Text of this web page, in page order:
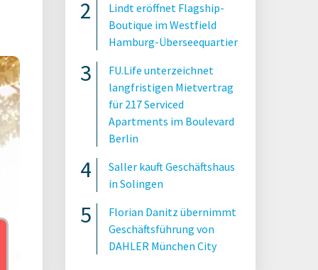
Lindt eröffnet Flagship-
Boutique im Westfield
Hamburg-Überseequartier
FU.Life unterzeichnet
langfristigen Mietvertrag
für 217 Serviced
Apartments im Boulevard
Berlin
Saller kauft Geschäftshaus
in Solingen
Florian Danitz übernimmt
Geschäftsführung von
DAHLER München City